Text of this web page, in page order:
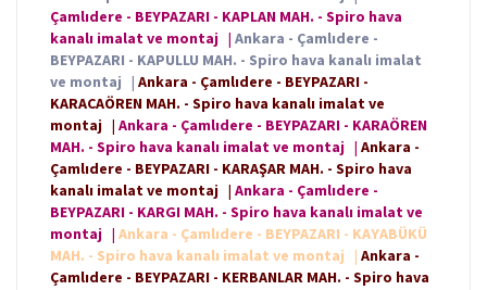
Çamlıdere - BEYPAZARI - KAPLAN MAH. - Spiro hava
kanalı imalat ve montaj | Ankara - Çamlıdere -
BEYPAZARI - KAPULLU MAH. - Spiro hava kanalı imalat
ve montaj | Ankara - Çamlıdere - BEYPAZARI -
KARACAÖREN MAH. - Spiro hava kanalı imalat ve
montaj | Ankara - Çamlıdere - BEYPAZARI - KARAÖREN
MAH. - Spiro hava kanalı imalat ve montaj | Ankara -
Çamlıdere - BEYPAZARI - KARAŞAR MAH. - Spiro hava
kanalı imalat ve montaj | Ankara - Çamlıdere -
BEYPAZARI - KARGI MAH. - Spiro hava kanalı imalat ve
montaj | Ankara - Çamlıdere - BEYPAZARI - KAYABÜKÜ
MAH. - Spiro hava kanalı imalat ve montaj
| Ankara -
Çamlıdere - BEYPAZARI - KERBANLAR MAH. - Spiro hava